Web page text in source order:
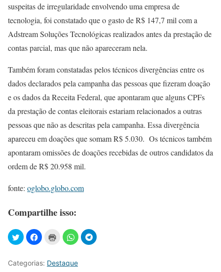
suspeitas de irregularidade envolvendo uma empresa de
tecnologia, foi constatado que o gasto de R$ 147,7 mil com a
Adstream Soluções Tecnológicas realizados antes da prestação de
contas parcial, mas que não apareceram nela.
Também foram constatadas pelos técnicos divergências entre os
dados declarados pela campanha das pessoas que fizeram doação
e os dados da Receita Federal, que apontaram que alguns CPFs
da prestação de contas eleitorais estariam relacionados a outras
pessoas que não as descritas pela campanha. Essa divergência
apareceu em doações que somam R$ 5.030. Os técnicos também
apontaram omissões de doações recebidas de outros candidatos da
ordem de R$ 20.958 mil.
fonte: oglobo.globo.com
Compartilhe isso:
Categorias: Destaque